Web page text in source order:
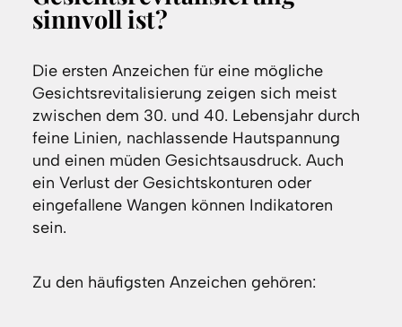
sinnvoll ist?
Die ersten Anzeichen für eine mögliche
Gesichtsrevitalisierung zeigen sich meist
zwischen dem 30. und 40. Lebensjahr durch
feine Linien, nachlassende Hautspannung
und einen müden Gesichtsausdruck. Auch
ein Verlust der Gesichtskonturen oder
eingefallene Wangen können Indikatoren
sein.
Zu den häufigsten Anzeichen gehören: